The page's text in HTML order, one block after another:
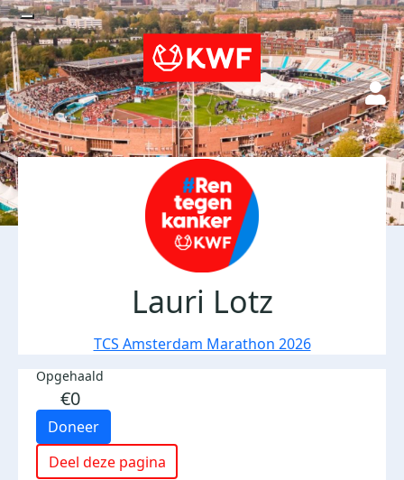
Lauri Lotz
TCS Amsterdam Marathon 2026
Opgehaald
€0
Doneer
Deel deze pagina